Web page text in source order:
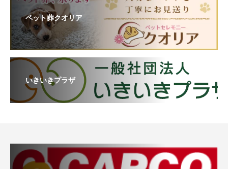
ペット葬クオリア
いきいきプラザ